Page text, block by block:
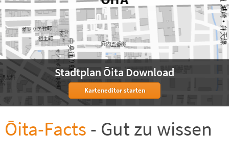
Stadtplan Ōita Download
Karteneditor starten
Ōita-Facts - Gut zu wissen